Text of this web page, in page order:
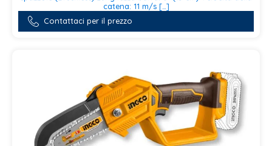
catena: 11 m/s […]
Contattaci per il prezzo